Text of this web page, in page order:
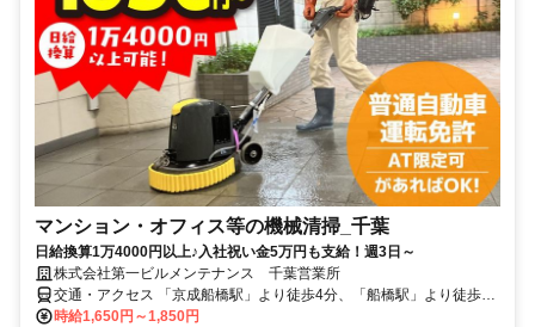
マンション・オフィス等の機械清掃_千葉
日給換算1万4000円以上♪入社祝い金5万円も支給！週3日～
株式会社第一ビルメンテナンス 千葉営業所
交通・アクセス 「京成船橋駅」より徒歩4分、「船橋駅」より徒歩6
分
時給1,650円～1,850円